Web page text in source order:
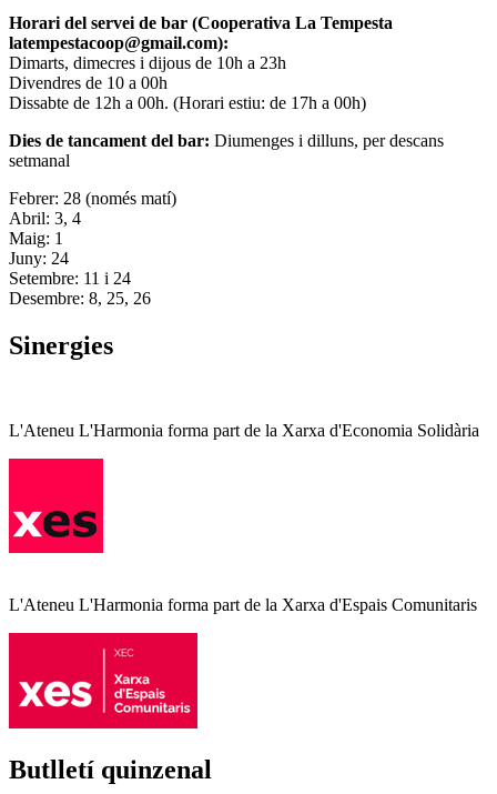
Horari del servei de bar (Cooperativa La Tempesta
latempestacoop@gmail.com):
Dimarts, dimecres i dijous de 10h a 23h
Divendres de 10 a 00h
Dissabte de 12h a 00h. (Horari estiu: de 17h a 00h)
Dies de tancament del bar: Diumenges i dilluns, per descans
setmanal
Febrer: 28 (només matí)
Abril: 3, 4
Maig: 1
Juny: 24
Setembre: 11 i 24
Desembre: 8, 25, 26
Sinergies
L'Ateneu L'Harmonia forma part de la Xarxa d'Economia Solidària
L'Ateneu L'Harmonia forma part de la Xarxa d'Espais Comunitaris
Butlletí quinzenal